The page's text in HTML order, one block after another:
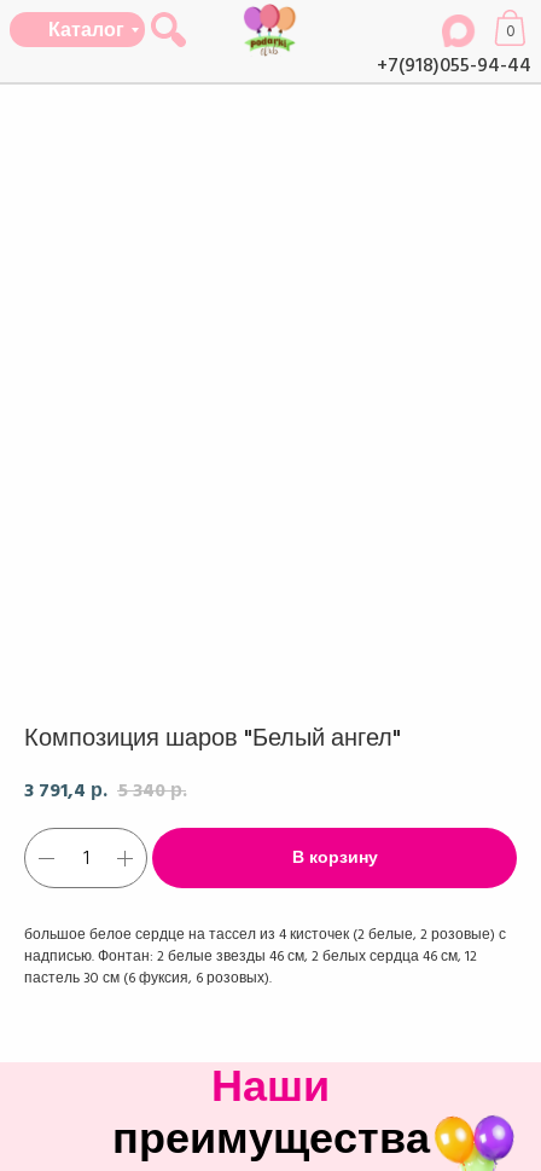
+7(918)055-94-44
0
Каталог
Композиция шаров "Белый ангел"
3 791,4 р. 5 340р.
В корзину
большое белое сердце на тассел из 4 кисточек (2 белые, 2 розовые) с
надписью. Фонтан: 2 белые звезды 46 см, 2 белых сердца 46 см, 12
пастель 30 см (6 фуксия, 6 розовых).
Наши
преимущества